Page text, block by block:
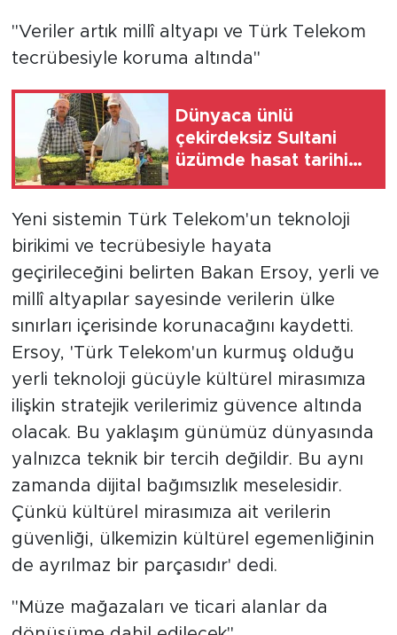
''Veriler artık millî altyapı ve Türk Telekom
tecrübesiyle koruma altında''
Dünyaca ünlü
çekirdeksiz Sultani
üzümde hasat tarihi
Yeni sistemin Türk Telekom'un teknoloji
birikimi ve tecrübesiyle hayata
geçirileceğini belirten Bakan Ersoy, yerli ve
millî altyapılar sayesinde verilerin ülke
sınırları içerisinde korunacağını kaydetti.
Ersoy, 'Türk Telekom'un kurmuş olduğu
yerli teknoloji gücüyle kültürel mirasımıza
ilişkin stratejik verilerimiz güvence altında
olacak. Bu yaklaşım günümüz dünyasında
yalnızca teknik bir tercih değildir. Bu aynı
zamanda dijital bağımsızlık meselesidir.
Çünkü kültürel mirasımıza ait verilerin
güvenliği, ülkemizin kültürel egemenliğinin
de ayrılmaz bir parçasıdır' dedi.
''Müze mağazaları ve ticari alanlar da